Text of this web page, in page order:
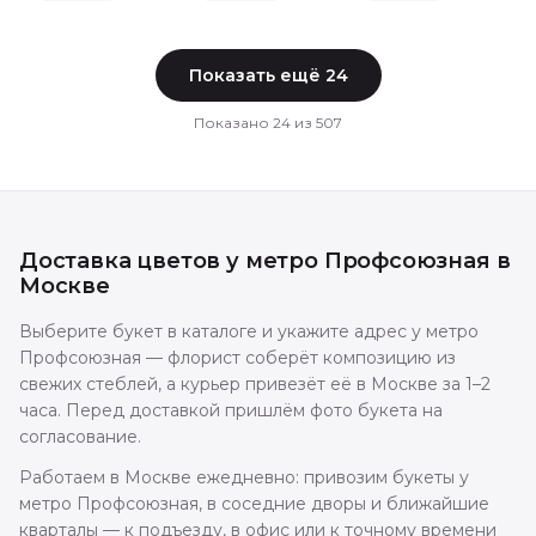
Показать ещё 24
Показано 24 из 507
Доставка цветову метро Профсоюзная в
Москве
Выберите букет в каталоге и укажите адрес у метро
Профсоюзная — флорист соберёт композицию из
свежих стеблей, а курьер привезёт её в Москве за 1–2
часа. Перед доставкой пришлём фото букета на
согласование.
Работаем в Москве ежедневно: привозим букеты у
метро Профсоюзная, в соседние дворы и ближайшие
кварталы — к подъезду, в офис или к точному времени